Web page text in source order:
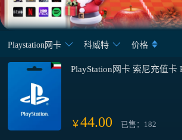
Playstation网卡 科威特 价格
PlayStation网卡 索尼充值卡
￥44.00 已售：182